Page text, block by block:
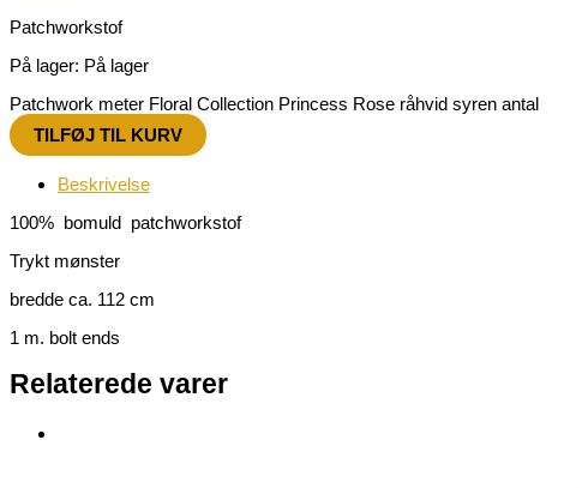
Patchworkstof
På lager: På lager
Patchwork meter Floral Collection Princess Rose råhvid syren antal
TILFØJ TIL KURV
Beskrivelse
100% bomuld patchworkstof
Trykt mønster
bredde ca. 112 cm
1 m. bolt ends
Relaterede varer